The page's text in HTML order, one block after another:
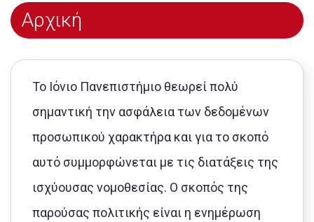
Αρχική
Το Ιόνιο Πανεπιστήμιο θεωρεί πολύ
σημαντική την ασφάλεια των δεδομένων
προσωπικού χαρακτήρα και για το σκοπό
αυτό συμμορφώνεται με τις διατάξεις της
ισχύουσας νομοθεσίας. Ο σκοπός της
παρούσας πολιτικής είναι η ενημέρωση